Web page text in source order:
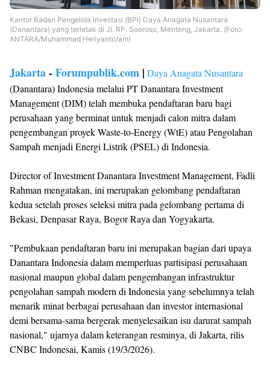
Kantor Badan Pengelola Investasi (BPI) Daya Anagata Nusantara
(Danantara) yang terletak di Jl. RP. Soeroso, Menteng, Jakarta. (Foto:
ANTARA/Muhammad Heriyanto/am)
Jakarta-Forumpublik.com | Daya Anagata Nusantara
(Danantara) Indonesia melalui PT Danantara Investment
Management (DIM) telah membuka pendaftaran baru bagi
perusahaan yang berminat untuk menjadi calon mitra dalam
pengembangan proyek Waste-to-Energy (WtE) atau Pengolahan
Sampah menjadi Energi Listrik (PSEL) di Indonesia.
Director of Investment Danantara Investment Management, Fadli
Rahman mengatakan, ini merupakan gelombang pendaftaran
kedua setelah proses seleksi mitra pada gelombang pertama di
Bekasi, Denpasar Raya, Bogor Raya dan Yogyakarta.
"Pembukaan pendaftaran baru ini merupakan bagian dari upaya
Danantara Indonesia dalam memperluas partisipasi perusahaan
nasional maupun global dalam pengembangan infrastruktur
pengolahan sampah modern di Indonesia yang sebelumnya telah
menarik minat berbagai perusahaan dan investor internasional
demi bersama-sama bergerak menyelesaikan isu darurat sampah
nasional," ujarnya dalam keterangan resminya, di Jakarta, rilis
CNBC Indonesai, Kamis (19/3/2026).